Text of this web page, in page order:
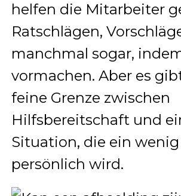
helfen die Mitarbeiter
Ratschlägen,
manchmal sogar,
vormachen. Aber es
feine Grenze zwischen
Hilfsbereitschaft und
Situation, die ein wenig
persönlich wird.